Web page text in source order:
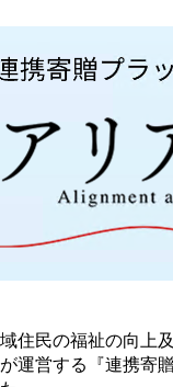
住民の福祉の向上
運営する『連携寄